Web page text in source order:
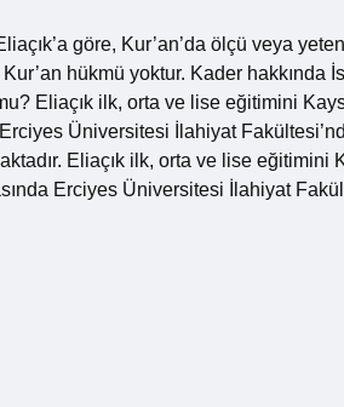
göre, Kur’an’da ölçü veya
hükmü yoktur. Kader hakkında
Eliaçık ilk, orta ve lise eğitimini
Üniversitesi İlahiyat
Eliaçık ilk, orta ve lise eğitimini
Erciyes Üniversitesi İlahiyat